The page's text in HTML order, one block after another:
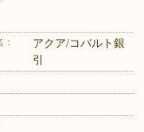
アクア/コバルト銀
引